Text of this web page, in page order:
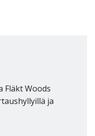
Fläkt Woods
ja